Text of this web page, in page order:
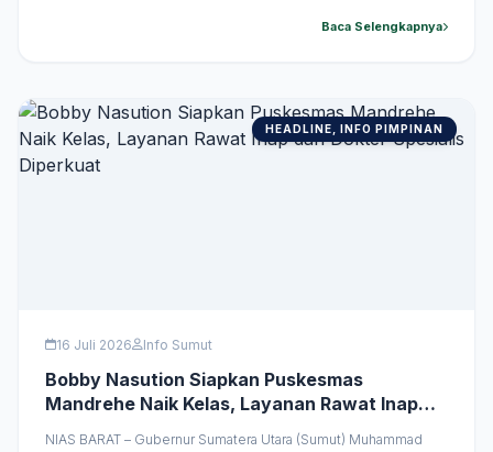
tersebut disampaikan Gubernur Sumut Muhammad Bobby Afif
Baca Selengkapnya
HEADLINE, INFO PIMPINAN
16 Juli 2026 Info Sumut
Bobby Nasution Siapkan Puskesmas
Mandrehe Naik Kelas, Layanan Rawat Inap
dan Dokter Spesialis Diperkuat
NIAS BARAT – Gubernur Sumatera Utara (Sumut) Muhammad